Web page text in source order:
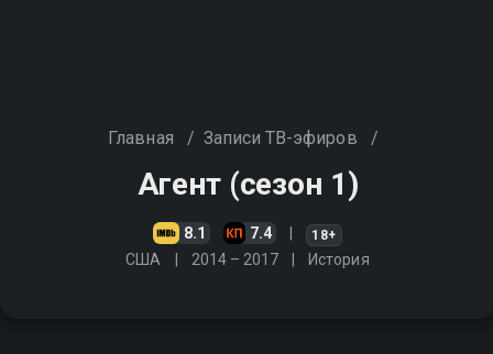
Главная / Записи ТВ-эфиров /
Агент (сезон 1)
8.1 7.4 18+
США 2014 – 2017 История